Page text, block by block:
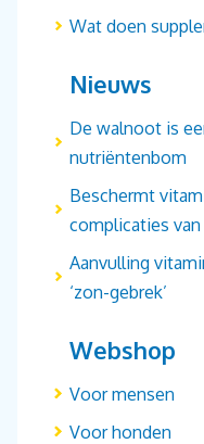
Wat doen
Nieuws
De walnoot is
nutriëntenbom
Beschermt
complicaties van
Aanvulling
‘zon-gebrek’
Webshop
Voor mensen
Voor honden